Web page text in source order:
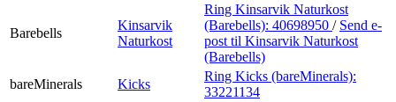
Barebells
Kinsarvik
Naturkost
Ring Kinsarvik Naturkost
(Barebells): 40698950 / Send e-
post til Kinsarvik Naturkost
(Barebells)
bareMinerals
Kicks
Ring Kicks (bareMinerals):
33221134